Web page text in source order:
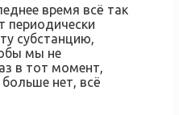
время всё так
периодически
субстанцию,
мы не
в тот момент,
нет, всё